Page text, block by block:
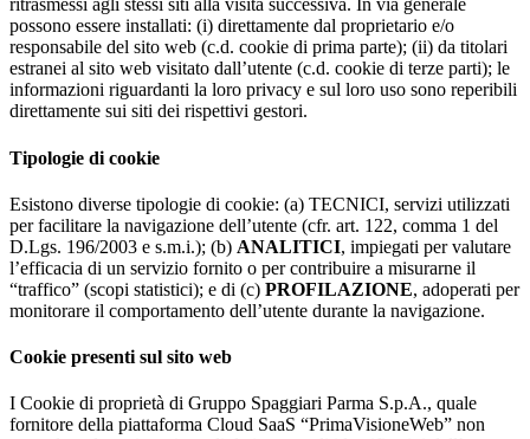
ritrasmessi agli stessi siti alla visita successiva. In via generale
possono essere installati: (i) direttamente dal proprietario e/o
responsabile del sito web (c.d. cookie di prima parte); (ii) da titolari
estranei al sito web visitato dall’utente (c.d. cookie di terze parti); le
informazioni riguardanti la loro privacy e sul loro uso sono reperibili
direttamente sui siti dei rispettivi gestori.
Tipologie di cookie
Esistono diverse tipologie di cookie: (a) TECNICI, servizi utilizzati
per facilitare la navigazione dell’utente (cfr. art. 122, comma 1 del
D.Lgs. 196/2003 e s.m.i.); (b) ANALITICI, impiegati per valutare
l’efficacia di un servizio fornito o per contribuire a misurarne il
“traffico” (scopi statistici); e di (c) PROFILAZIONE, adoperati per
monitorare il comportamento dell’utente durante la navigazione.
Cookie presenti sul sito web
I Cookie di proprietà di Gruppo Spaggiari Parma S.p.A., quale
fornitore della piattaforma Cloud SaaS “PrimaVisioneWeb” non